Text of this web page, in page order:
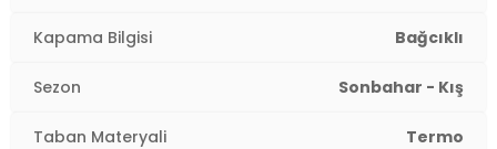
Kapama Bilgisi Bağcıklı
Sezon Sonbahar - Kış
Taban Materyali Termo